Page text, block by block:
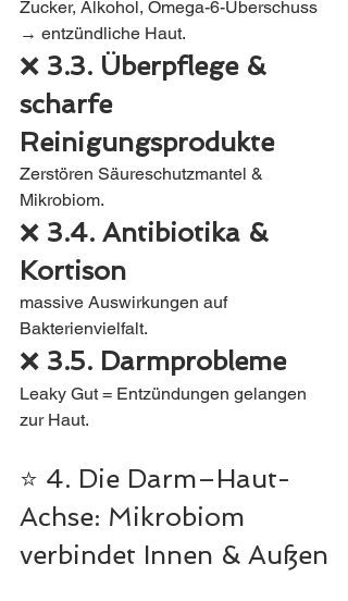
Zucker, Alkohol, Omega-6-Überschuss
→ entzündliche Haut.
❌ 3.3. Überpflege &
scharfe
Reinigungsprodukte
Zerstören Säureschutzmantel &
Mikrobiom.
❌ 3.4. Antibiotika &
Kortison
massive Auswirkungen auf
Bakterienvielfalt.
❌ 3.5. Darmprobleme
Leaky Gut = Entzündungen gelangen
zur Haut.
⭐ 4. Die Darm–Haut-
Achse: Mikrobiom
verbindet Innen & Außen